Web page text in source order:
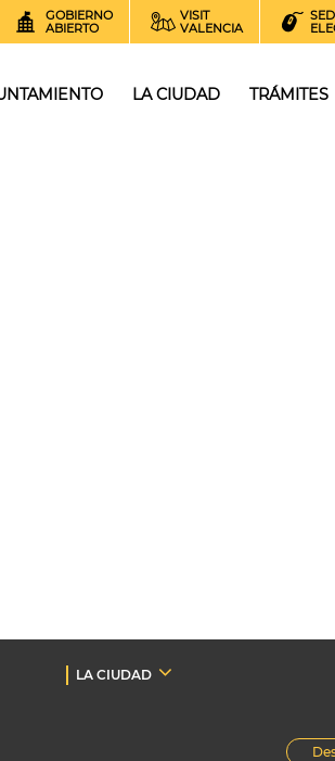
GOBIERNO
ABIERTO
VISIT
VALENCIA
LA CIUDAD TRÁMITES
LA CIUDAD